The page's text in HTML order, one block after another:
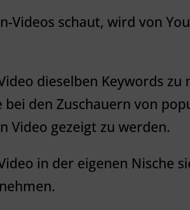
Videos schaut, wird von
dieselben Keywords
den Zuschauern von
Video gezeigt zu werden.
in der eigenen Nische